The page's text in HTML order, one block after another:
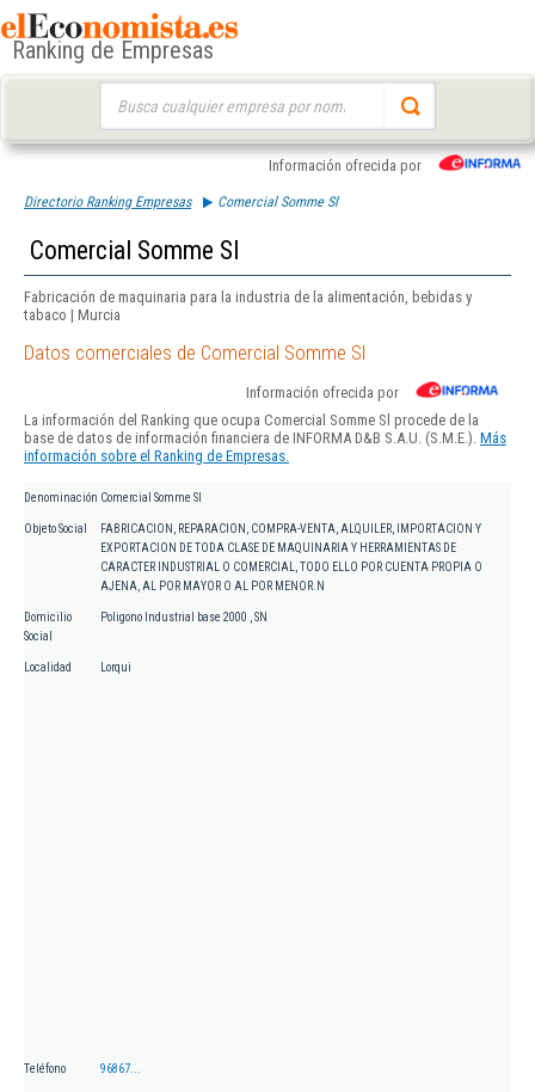
Ranking de Empresas
Información ofrecida por
Directorio Ranking Empresas Comercial Somme Sl
Comercial Somme Sl
Fabricación de maquinaria para la industria de la alimentación, bebidas y
tabaco | Murcia
Datos comerciales de Comercial Somme Sl
Información ofrecida por
La información del Ranking que ocupa Comercial Somme Sl procede de la
base de datos de información financiera de INFORMA D&B S.A.U. (S.M.E.). Más
información sobre el Ranking de Empresas.
Denominación Comercial Somme Sl
Objeto Social
FABRICACION, REPARACION, COMPRA-VENTA, ALQUILER, IMPORTACION Y
EXPORTACION DE TODA CLASE DE MAQUINARIA Y HERRAMIENTAS DE
CARACTER INDUSTRIAL O COMERCIAL, TODO ELLO POR CUENTA PROPIA O
AJENA, AL POR MAYOR O AL POR MENOR.N
Domicilio
Social
Poligono Industrial base 2000 , SN
Localidad Lorqui
Teléfono 96867...